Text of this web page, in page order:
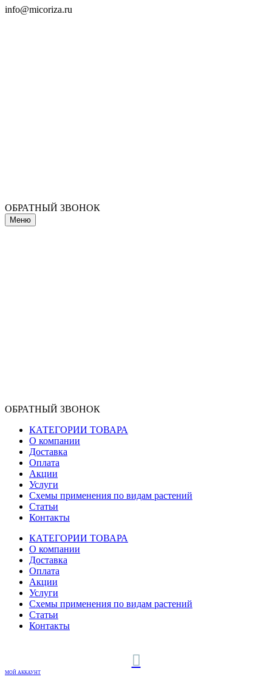
info@micoriza.ru
ОБРАТНЫЙ ЗВОНОК
Меню
ОБРАТНЫЙ ЗВОНОК
КАТЕГОРИИ ТОВАРА
О компании
Доставка
Оплата
Акции
Услуги
Схемы применения по видам растений
Статьи
Контакты
КАТЕГОРИИ ТОВАРА
О компании
Доставка
Оплата
Акции
Услуги
Схемы применения по видам растений
Статьи
Контакты
МОЙ АККАУНТ